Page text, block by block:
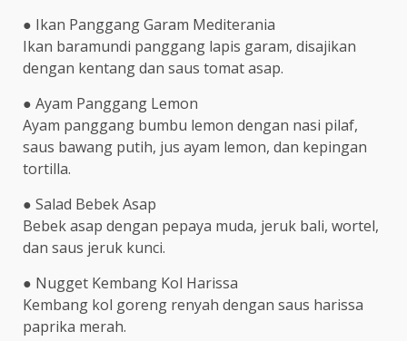
● Ikan Panggang Garam Mediterania
Ikan baramundi panggang lapis garam, disajikan
dengan kentang dan saus tomat asap.
● Ayam Panggang Lemon
Ayam panggang bumbu lemon dengan nasi pilaf,
saus bawang putih, jus ayam lemon, dan kepingan
tortilla.
● Salad Bebek Asap
Bebek asap dengan pepaya muda, jeruk bali, wortel,
dan saus jeruk kunci.
● Nugget Kembang Kol Harissa
Kembang kol goreng renyah dengan saus harissa
paprika merah.